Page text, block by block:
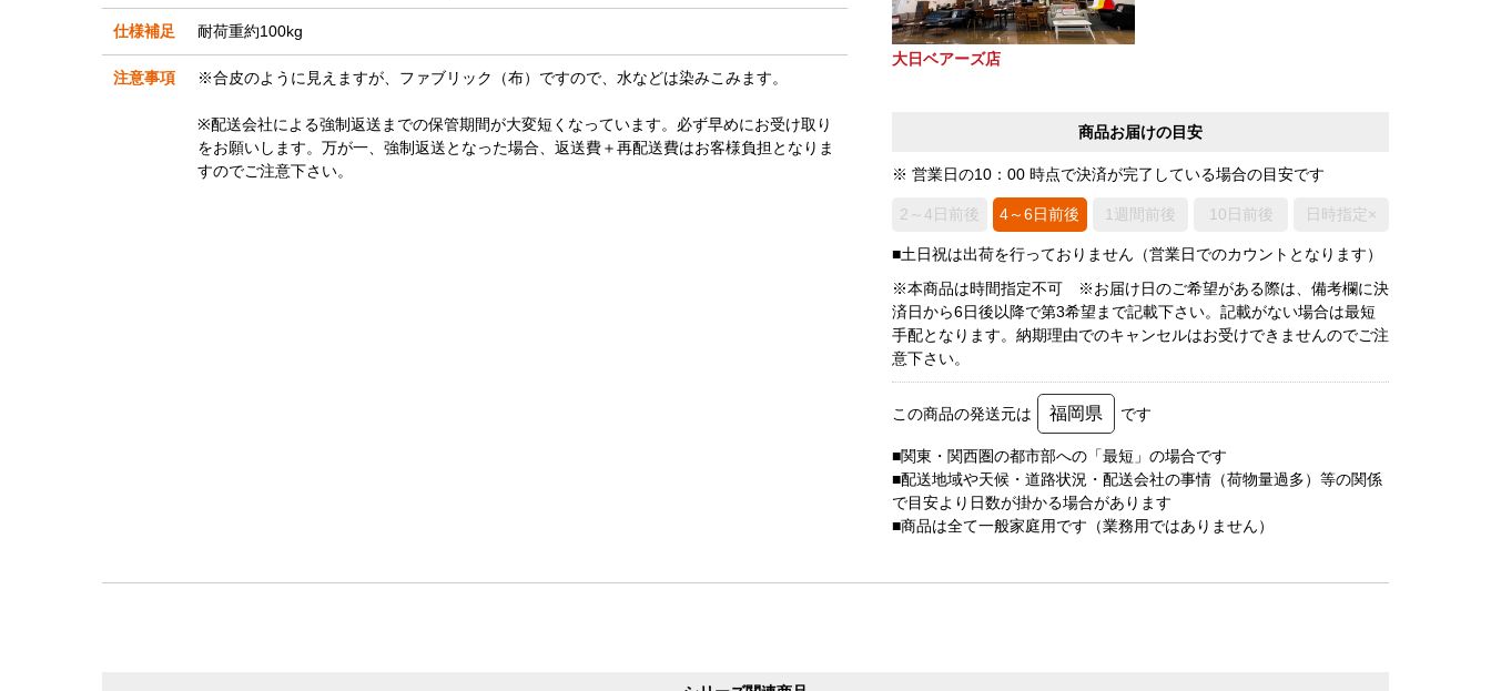
大日ベアーズ店
商品お届けの目安
※ 営業日の10：00 時点で決済が完了している場合の目安です
2～4日前後 4～6日前後 1週間前後 10日前後 日時指定×
■土日祝は出荷を行っておりません（営業日でのカウントとなります）
※本商品は時間指定不可 ※お届け日のご希望がある際は、備考欄に決
済日から6日後以降で第3希望まで記載下さい。記載がない場合は最短
手配となります。納期理由でのキャンセルはお受けできませんのでご注
意下さい。
この商品の発送元は 福岡県 です
■関東・関西圏の都市部への「最短」の場合です
■配送地域や天候・道路状況・配送会社の事情（荷物量過多）等の関係
で目安より日数が掛かる場合があります
■商品は全て一般家庭用です（業務用ではありません）
仕様補足 耐荷重約100kg
注意事項 ※合皮のように見えますが、ファブリック（布）ですので、水などは染みこみます。
※配送会社による強制返送までの保管期間が大変短くなっています。必ず早めにお受け取り
をお願いします。万が一、強制返送となった場合、返送費＋再配送費はお客様負担となりま
すのでご注意下さい。